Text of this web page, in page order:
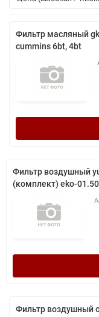
Фильтр масляный
cummins 6bt, 4bt
Фильтр воздушный
(комплект) eko-
Фильтр воздушный